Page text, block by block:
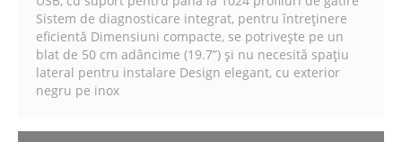
Sistem de diagnosticare integrat, pentru întreținere
eficientă Dimensiuni compacte, se potrivește pe un
blat de 50 cm adâncime (19.7”) și nu necesită spațiu
lateral pentru instalare Design elegant, cu exterior
negru pe inox